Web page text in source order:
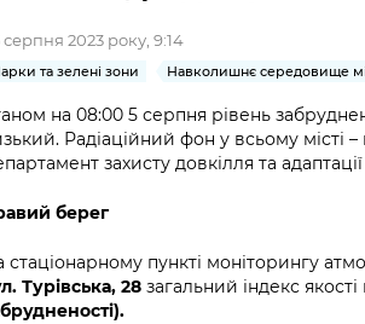
Керівництво КМДА
Структура
Рішення та розпорядження
Проєкти розпоряджень, що
перебувають на погодженні
КМВА
Паспорт,
Лікарні
Дороги,
серпня 2023 року, 9:14
та зелені зони Навколишнє середовище
на 08:00 5 серпня рівень
Радіаційний фон у всьому місті
захисту довкілля та
берег
стаціонарному пункті моніторингу
Турівська, 28 загальний індекс якості